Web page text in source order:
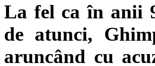
La fel ca în anii
de atunci,
aruncând cu